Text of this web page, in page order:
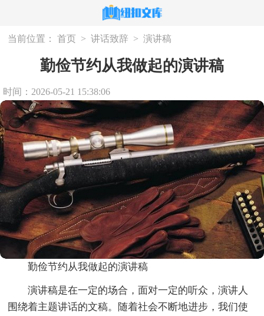
当前位置： 首页 > 讲话致辞 > 演讲稿
勤俭节约从我做起的演讲稿
时间：2026-05-21 15:38:06
勤俭节约从我做起的演讲稿
演讲稿是在一定的场合，面对一定的听众，演讲人
围绕着主题讲话的文稿。随着社会不断地进步，我们使